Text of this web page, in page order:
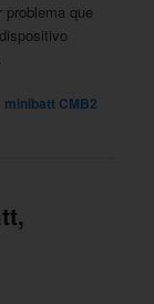
que
minibatt CMB2